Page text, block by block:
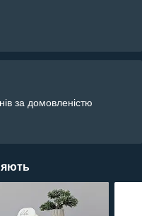
за домовленістю